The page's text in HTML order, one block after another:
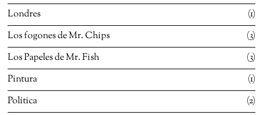
Londres
1
Los fogones de Mr. Chips
3
Los Papeles de Mr. Fish
3
Pintura
1
Política
2